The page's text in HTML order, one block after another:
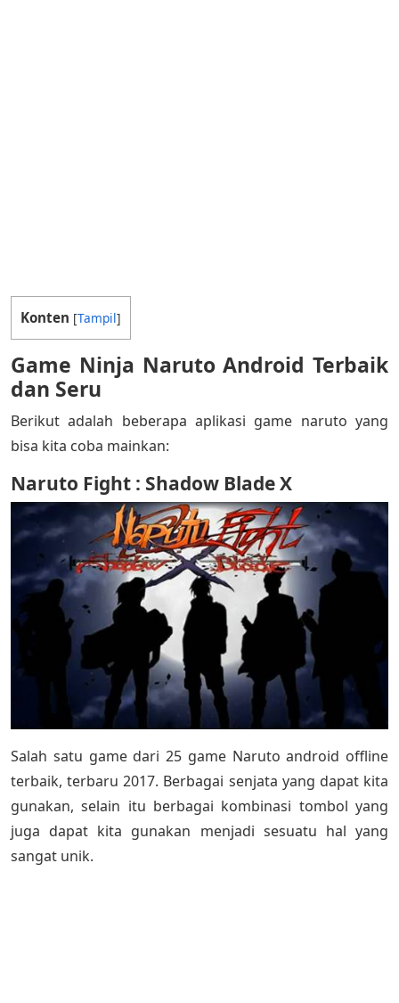
Konten [Tampil]
Game Ninja Naruto Android Terbaik
dan Seru
Berikut adalah beberapa aplikasi game naruto yang
bisa kita coba mainkan:
Naruto Fight : Shadow Blade X
Salah satu game dari 25 game Naruto android offline
terbaik, terbaru 2017. Berbagai senjata yang dapat kita
gunakan, selain itu berbagai kombinasi tombol yang
juga dapat kita gunakan menjadi sesuatu hal yang
sangat unik.